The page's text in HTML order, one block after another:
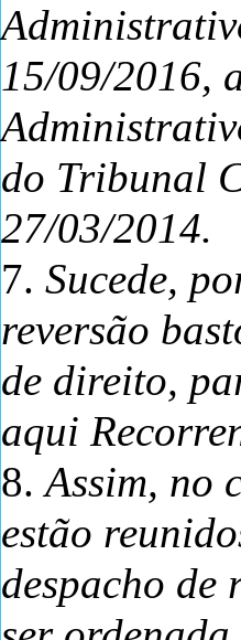
15/09/2016,
do Tribunal
27/03/2014.
7. Sucede,
reversão
de direito,
aqui
8.Assim, no
estão
despacho de